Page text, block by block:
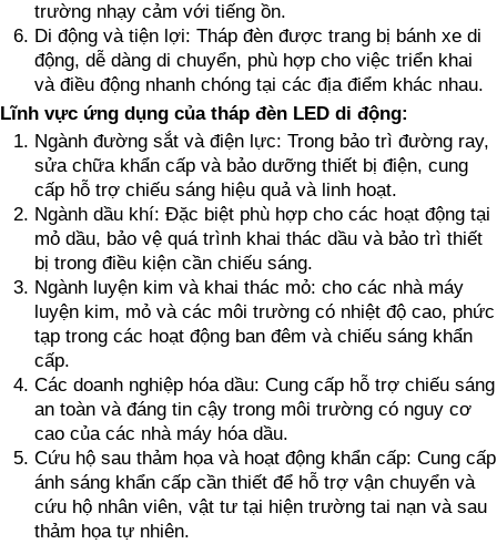
trường nhạy cảm với tiếng ồn.
Di động và tiện lợi: Tháp đèn được trang bị bánh xe di
động, dễ dàng di chuyển, phù hợp cho việc triển khai
và điều động nhanh chóng tại các địa điểm khác nhau.
Lĩnh vực ứng dụng của tháp đèn LED di động:
Ngành đường sắt và điện lực: Trong bảo trì đường ray,
sửa chữa khẩn cấp và bảo dưỡng thiết bị điện, cung
cấp hỗ trợ chiếu sáng hiệu quả và linh hoạt.
Ngành dầu khí: Đặc biệt phù hợp cho các hoạt động tại
mỏ dầu, bảo vệ quá trình khai thác dầu và bảo trì thiết
bị trong điều kiện cần chiếu sáng.
Ngành luyện kim và khai thác mỏ: cho các nhà máy
luyện kim, mỏ và các môi trường có nhiệt độ cao, phức
tạp trong các hoạt động ban đêm và chiếu sáng khẩn
cấp.
Các doanh nghiệp hóa dầu: Cung cấp hỗ trợ chiếu sáng
an toàn và đáng tin cậy trong môi trường có nguy cơ
cao của các nhà máy hóa dầu.
Cứu hộ sau thảm họa và hoạt động khẩn cấp: Cung cấp
ánh sáng khẩn cấp cần thiết để hỗ trợ vận chuyển và
cứu hộ nhân viên, vật tư tại hiện trường tai nạn và sau
thảm họa tự nhiên.